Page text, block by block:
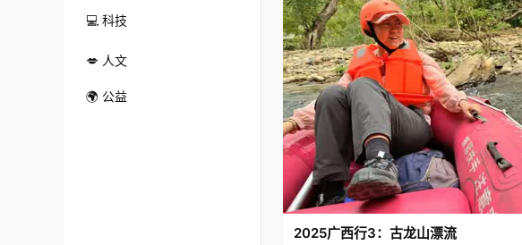
💻 科技
💋 人文
🌍 公益
2025广西行3：古龙山漂流